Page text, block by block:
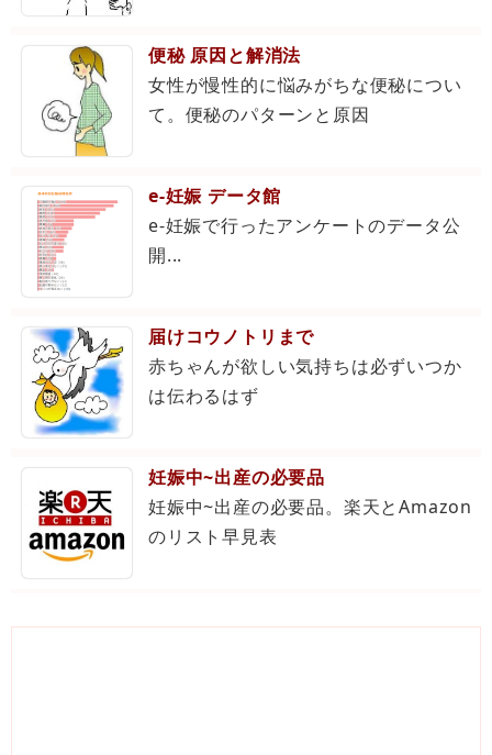
便秘 原因と解消法
女性が慢性的に悩みがちな便秘につい
て。便秘のパターンと原因
e-妊娠 データ館
e-妊娠で行ったアンケートのデータ公
開...
届けコウノトリまで
赤ちゃんが欲しい気持ちは必ずいつか
は伝わるはず
妊娠中~出産の必要品
妊娠中~出産の必要品。楽天とAmazon
のリスト早見表